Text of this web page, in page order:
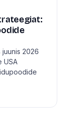
2026
USA